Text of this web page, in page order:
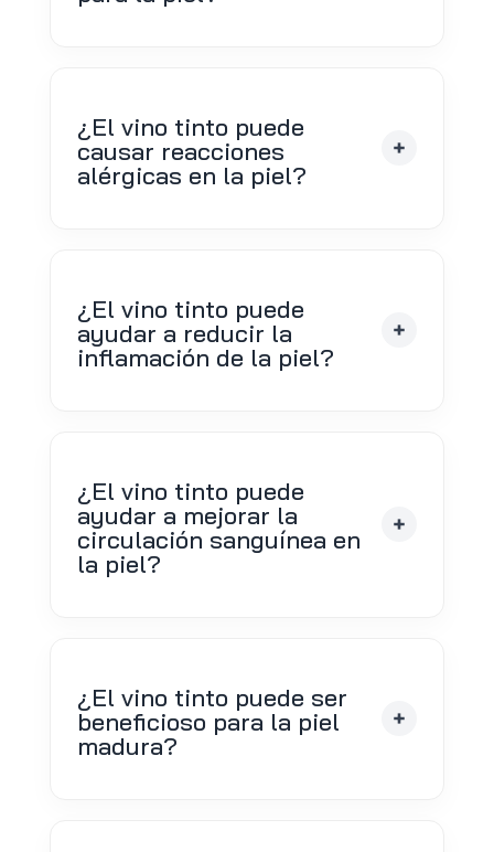
¿El vino tinto puede
causar reacciones
alérgicas en la piel?
¿El vino tinto puede
ayudar a reducir la
inflamación de la piel?
¿El vino tinto puede
ayudar a mejorar la
circulación sanguínea en
la piel?
¿El vino tinto puede ser
beneficioso para la piel
madura?